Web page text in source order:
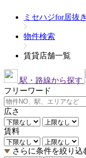
ミセハジfor居抜
物件検索
賃貸店舗一覧
駅・路線から探す
フリーワード
広さ
賃料
さらに条件を絞り込